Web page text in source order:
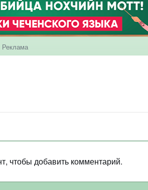
Реклама
чтобы добавить комментарий.